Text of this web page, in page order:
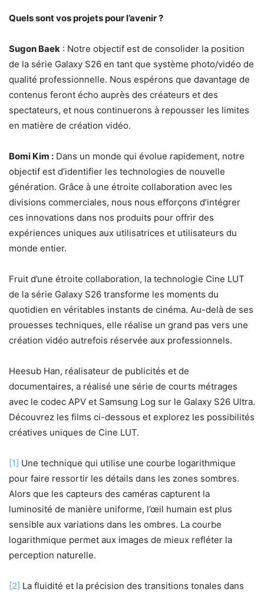
Quels sont vos projets pour l’avenir ?
Sugon Baek : Notre objectif est de consolider la position
de la série Galaxy S26 en tant que système photo/vidéo de
qualité professionnelle. Nous espérons que davantage de
contenus feront écho auprès des créateurs et des
spectateurs, et nous continuerons à repousser les limites
en matière de création vidéo.
Bomi Kim : Dans un monde qui évolue rapidement, notre
objectif est d’identifier les technologies de nouvelle
génération. Grâce à une étroite collaboration avec les
divisions commerciales, nous nous efforçons d’intégrer
ces innovations dans nos produits pour offrir des
expériences uniques aux utilisatrices et utilisateurs du
monde entier.
Fruit d’une étroite collaboration, la technologie Cine LUT
de la série Galaxy S26 transforme les moments du
quotidien en véritables instants de cinéma. Au-delà de ses
prouesses techniques, elle réalise un grand pas vers une
création vidéo autrefois réservée aux professionnels.
Heesub Han, réalisateur de publicités et de
documentaires, a réalisé une série de courts métrages
avec le codec APV et Samsung Log sur le Galaxy S26 Ultra.
Découvrez les films ci-dessous et explorez les possibilités
créatives uniques de Cine LUT.
[1] Une technique qui utilise une courbe logarithmique
pour faire ressortir les détails dans les zones sombres.
Alors que les capteurs des caméras capturent la
luminosité de manière uniforme, l’œil humain est plus
sensible aux variations dans les ombres. La courbe
logarithmique permet aux images de mieux refléter la
perception naturelle.
[2] La fluidité et la précision des transitions tonales dans